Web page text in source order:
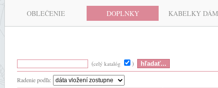
OBLEČENIE DOPLNKY KABELKY
(celý katalóg )
Radenie podľa: